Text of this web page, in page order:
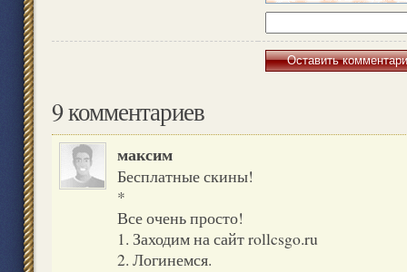
9 комментариев
максим
Бесплатные скины!
*
Все очень просто!
1. Заходим на сайтrollcsgo.ru
2. Логинемся.